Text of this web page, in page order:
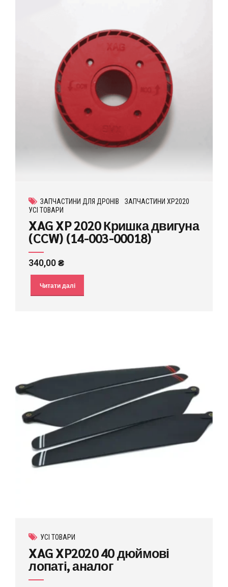
ЗАПЧАСТИНИ ДЛЯ ДРОНІВ
ЗАПЧАСТИНИ XP2020
УСІ ТОВАРИ
XAG XP 2020 Кришка двигуна
(CCW) (14-003-00018)
340,00₴
Читати далі
УСІ ТОВАРИ
XAG XP2020 40 дюймові
лопаті, аналог